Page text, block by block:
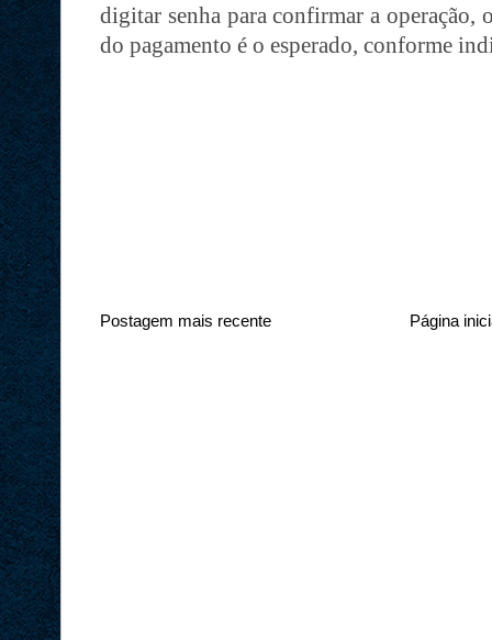
digitar senha para confirmar a
do pagamento é o esperado, conforme
Postagem mais recente Página